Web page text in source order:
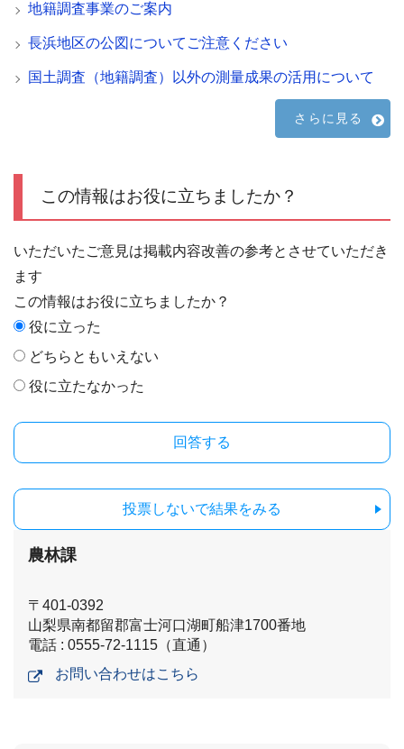
地籍調査事業のご案内
長浜地区の公図についてご注意ください
国土調査（地籍調査）以外の測量成果の活用について
さらに見る
この情報はお役に立ちましたか？
いただいたご意見は掲載内容改善の参考とさせていただき
ます
この情報はお役に立ちましたか？
役に立った
どちらともいえない
役に立たなかった
投票しないで結果をみる
農林課
〒401-0392
山梨県南都留郡富士河口湖町船津1700番地
電話 : 0555-72-1115（直通）
お問い合わせはこちら